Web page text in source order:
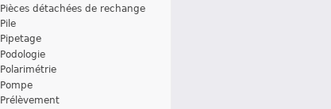
Pièces détachées de rechange
Pile
Pipetage
Podologie
Polarimétrie
Pompe
Prélèvement